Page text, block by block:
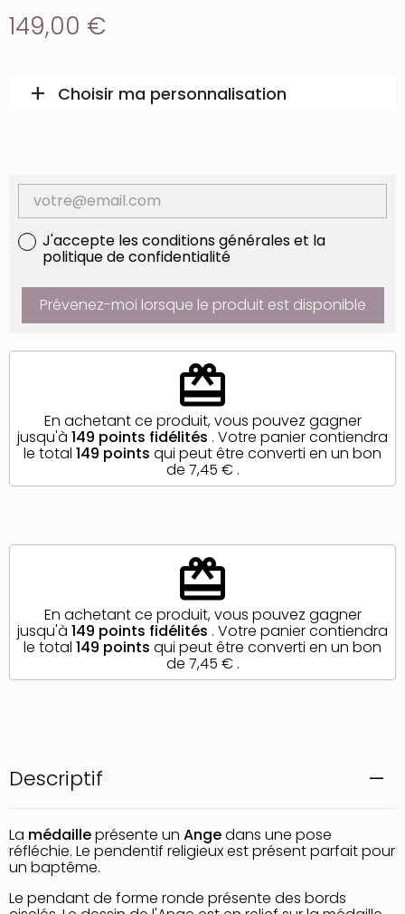
Descriptif
La médailleprésente un Angedans une pose
réfléchie. Le pendentif religieux est présent parfait pour
un baptême.
Le pendant de forme ronde présente des bords
149,00 €
add Choisir ma personnalisation
remove Fermer la personnalisation
J'accepte les conditions générales et la
politique de confidentialité
Prévenez-moi lorsque le produit est disponible
redeem
En achetant ce produit, vous pouvez gagner
jusqu'à 149 points fidélités . Votre panier contiendra
le total 149 points qui peut être converti en un bon
de 7,45 €.
redeem
En achetant ce produit, vous pouvez gagner
jusqu'à 149 points fidélités . Votre panier contiendra
le total 149 points qui peut être converti en un bon
de 7,45 €.